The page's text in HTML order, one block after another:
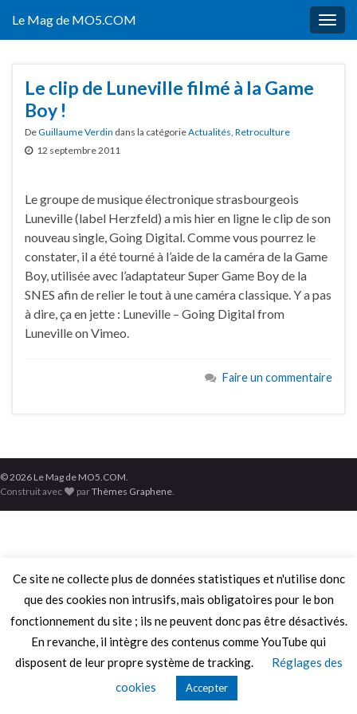
Le Mag de MO5.COM
Le clip de Luneville filmé à la Game
Boy !
DeGuillaume Verdin dans la catégorieActualités, Retroculture
12 septembre 2011
Le groupe de musique électronique strasbourgeois
Luneville (label Herzfeld) a mis hier en ligne le clip de son
nouveau single, Going Digital. Comme vous pourrez le
constater, il a été tourné à l’aide de la caméra de la Game
Boy, utilisée avec l’adaptateur Super Game Boy de la
SNES afin de relier le tout à une caméra classique. Y a pas
à dire, ça en jette : Luneville – Going Digital from
Luneville on Vimeo.
Faire un commentaire
© 2026 Le Mag de MO5.COM.
Construit avec
parThèmes Graphene
Ce site ne collecte plus de données statistiques et n'utilise donc
que des cookies non intrusifs, mais obligatoires pour le bon
fonctionnement du site ; ils ne peuvent donc pas être désactivés.
En revanche, il intègre des contenus comme YouTube qui
disposent de leur propre système de tracking.
Réglages des
cookies
Accepter